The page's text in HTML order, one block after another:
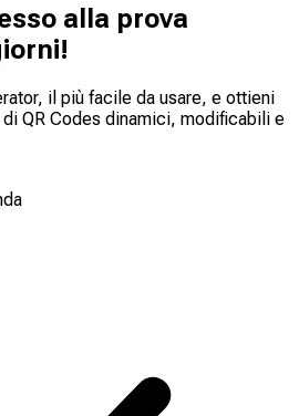
alla prova
il più facile da usare, e ottieni
QR Codes dinamici, modificabili e